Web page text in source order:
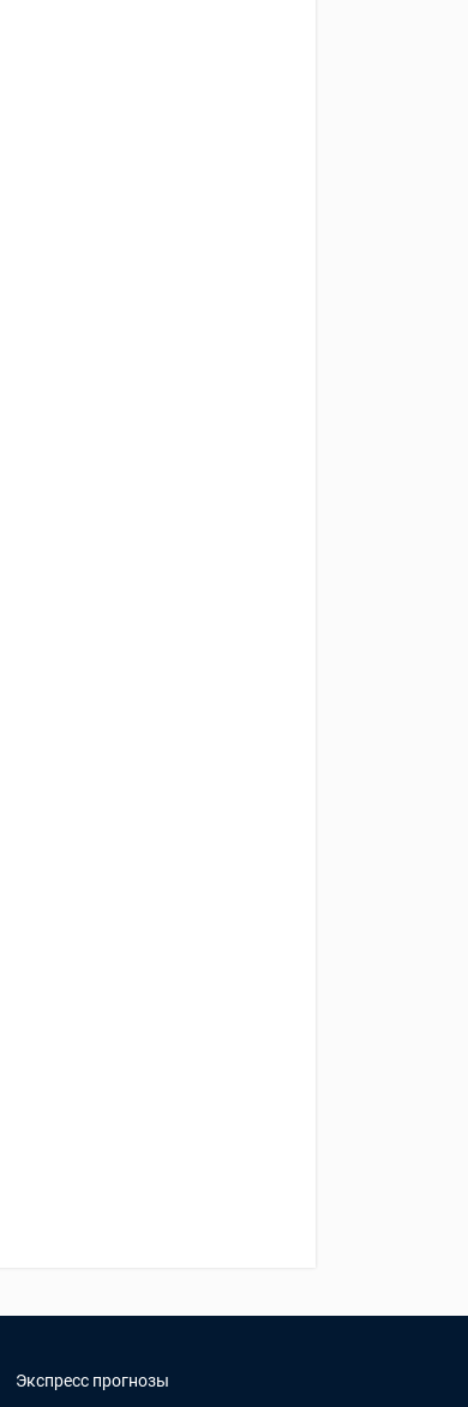
Экспресс прогнозы